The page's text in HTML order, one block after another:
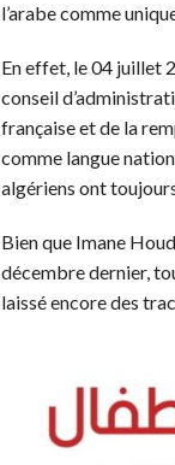
l’arabe comme
En effet, le 04 juillet
conseil
française et de la
comme langue
algériens ont
Bien que Imane
décembre dernier,
laissé encore des